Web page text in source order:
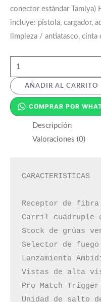
conector estándar Tamiya)
incluye: pistola, cargador,
limpieza / antiatasco, cinta
AÑADIR AL CARRITO
COMPRAR POR
Descripción
Valoraciones (0)
CARACTERISTICAS
Receptor de
Carril cuádruple
Stock de grúas
Selector de
Lanzamiento
Vistas de alta
Pro Match Trigger
Unidad de salto